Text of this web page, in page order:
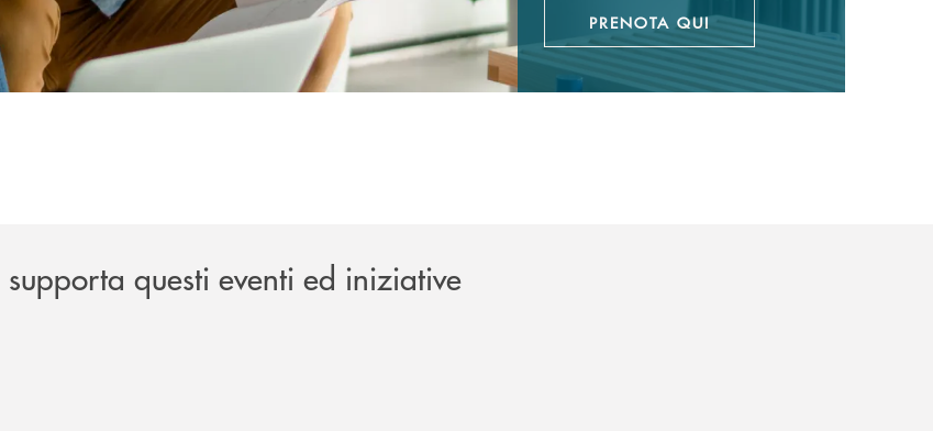
PRENOTA QUIAPRE UNA NUOVA FINESTRA
supporta questi eventi ed iniziative